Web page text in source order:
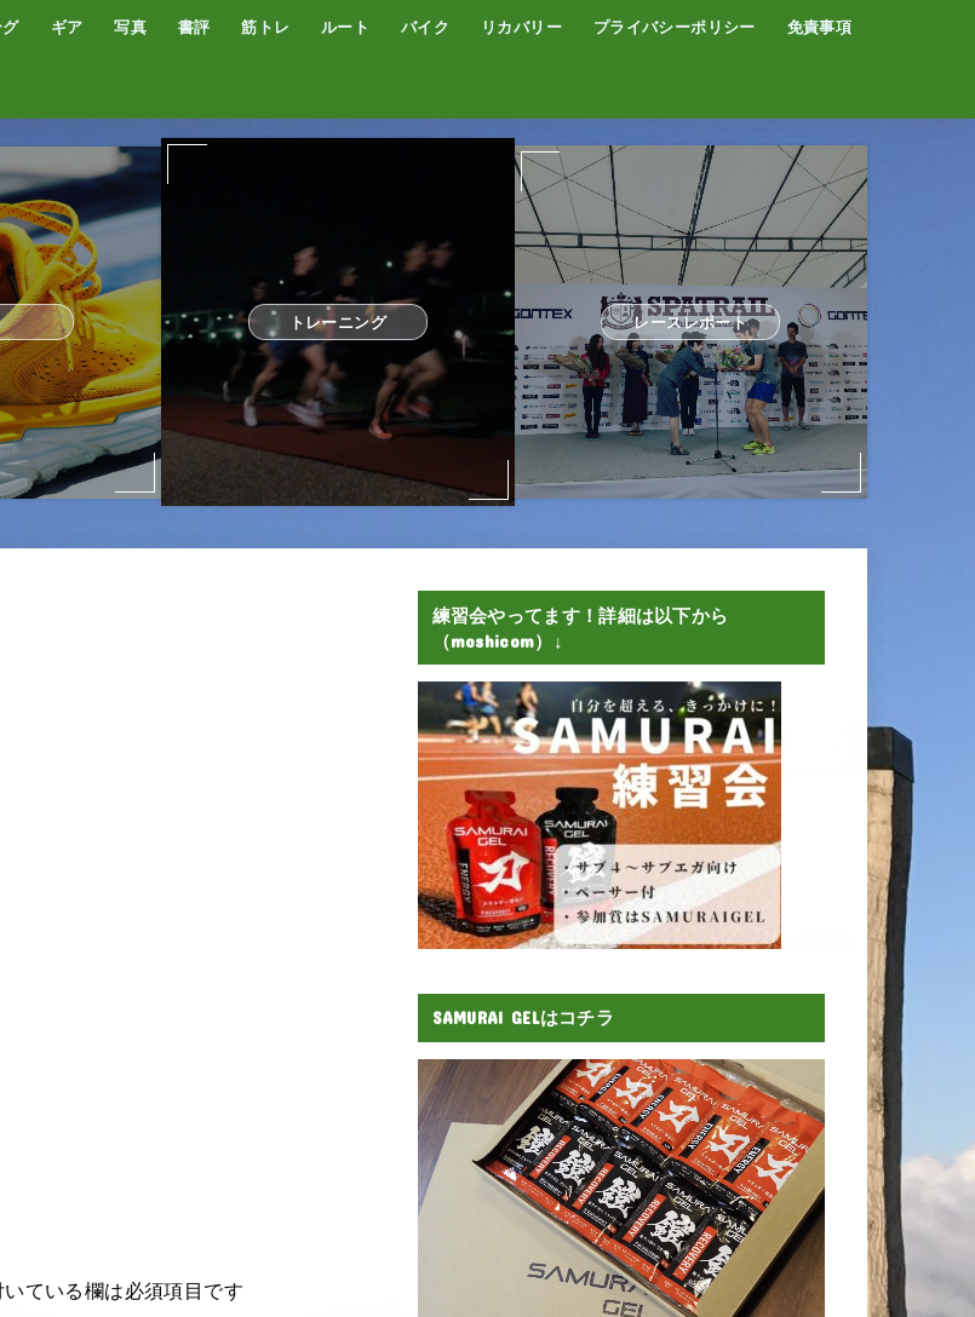
グ ギア 写真 書評 筋トレ ルート バイク リカバリー プライバシーポリシー 免責事項
トレーニング レースレポート
いている欄は必須項目です
練習会やってます！詳細は以下から
（moshicom）↓
SAMURAI GELはコチラ